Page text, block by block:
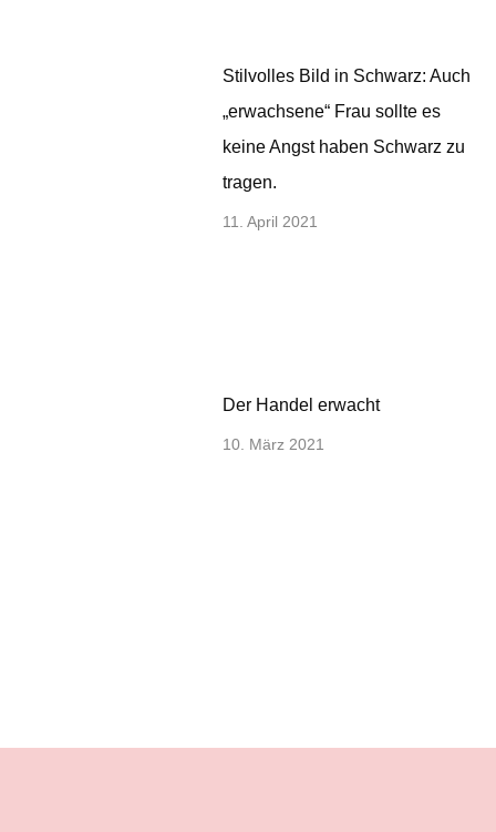
Stilvolles Bild in Schwarz: Auch
„erwachsene“ Frau sollte es
keine Angst haben Schwarz zu
tragen.
11. April 2021
Der Handel erwacht
10. März 2021